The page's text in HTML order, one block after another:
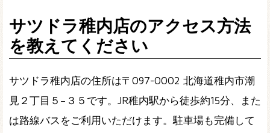
サツドラ稚内店のアクセス方法
を教えてください
サツドラ稚内店の住所は〒097-0002 北海道稚内市潮
見２丁目５−３５です。JR稚内駅から徒歩約15分、また
は路線バスをご利用いただけます。駐車場も完備して